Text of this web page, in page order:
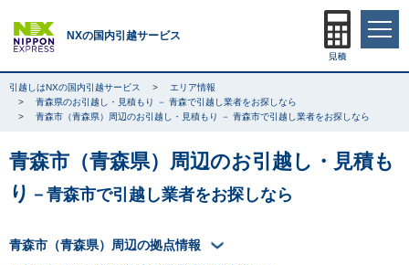
NXの国内引越サービス
引越しはNXの国内引越サービス
エリア情報
青森県のお引越し・見積もり － 青森で引越し業者をお探しなら
青森市（青森県）周辺のお引越し・見積もり － 青森市で引越し業者をお探しなら
青森市（青森県）周辺のお引越し・見積も
り －青森市で引越し業者をお探しなら
青森市（青森県）周辺の拠点情報